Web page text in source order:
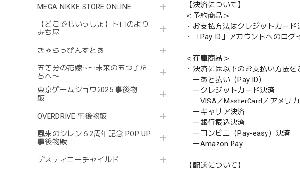
MEGA NIKKE STORE ONLINE
【どこでもいっしょ】トロのより
みち屋
きゃらっぴんすとあ
五等分の花嫁∽〜未来の五つ子た
ちへ〜
東京ゲームショウ2025 事後物
販
OVERDRIVE 事後物販
風来のシレン６2周年記念 POP UP
事後物販
デスティニーチャイルド
【決済について】
＜予約商品＞
・お支払方法はクレジットカード
・「Pay ID」アカウントへのログ
＜在庫商品＞
・決済には以下のお支払い方法を
ーあと払い（Pay ID）
ークレジットカード決済
VISA／MasterCard／アメリカ
ーキャリア決済
ー銀行振込決済
ーコンビニ（Pay-easy）決済
ーAmazon Pay
【配送について】